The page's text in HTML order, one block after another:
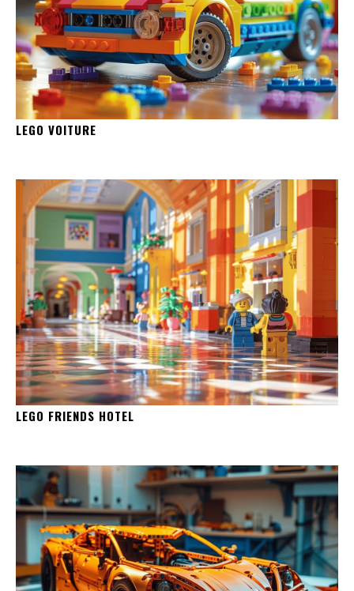
LEGO VOITURE
LEGO FRIENDS HOTEL